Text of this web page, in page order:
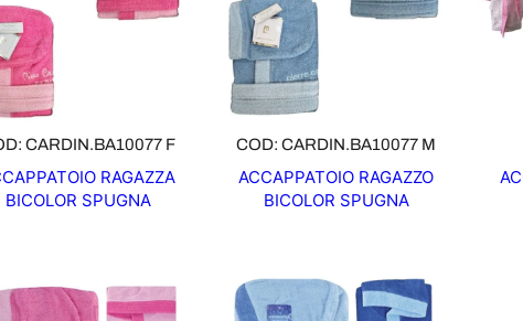
CARDIN.BA10077 F
RAGAZZA
BICOLOR SPUGNA
COD: CARDIN.BA10077 M
ACCAPPATOIO RAGAZZO
BICOLOR SPUGNA